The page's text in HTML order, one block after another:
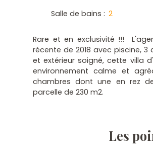
Salle de bains : 2
Rare et en exclusivité !!!
récente de 2018 avec piscine,
et extérieur soigné, cette villa
environnement calme et
chambres dont une en rez
parcelle de 230 m2.
Les